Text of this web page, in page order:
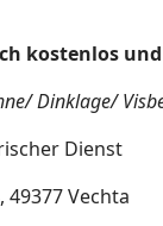
kostenlos
Dinklage/
Dienst
Vechta